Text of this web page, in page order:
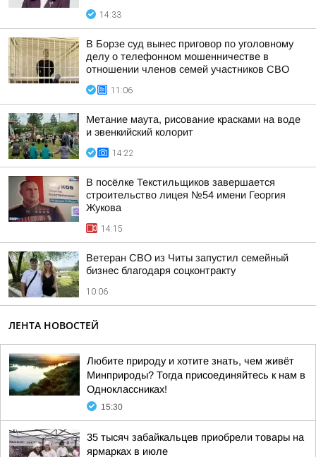
14:33
В Борзе суд вынес приговор по уголовному
делу о телефонном мошенничестве в
отношении членов семей участников СВО
11:06
Метание маута, рисование красками на воде
и эвенкийский колорит
14:22
В посёлке Текстильщиков завершается
строительство лицея №54 имени Георгия
Жукова
14:15
Ветеран СВО из Читы запустил семейный
бизнес благодаря соцконтракту
10:06
ЛЕНТА НОВОСТЕЙ
Любите природу и хотите знать, чем живёт
Минприроды? Тогда присоединяйтесь к нам в
Одноклассниках!
15:30
35 тысяч забайкальцев приобрели товары на
ярмарках в июле